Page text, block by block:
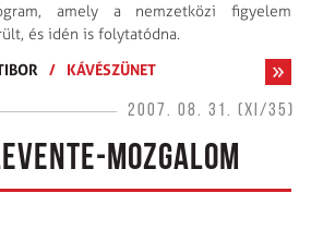
amely a nemzetközi figyelem
és idén is folytatódna.
/ KÁVÉSZÜNET
2007. 08. 31. (XI/35)
MOZGALOM